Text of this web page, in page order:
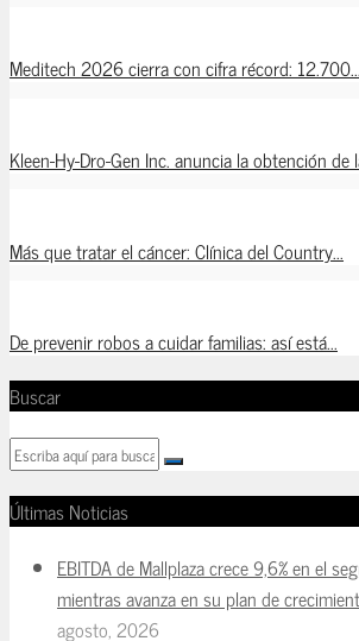
Meditech 2026 cierra con cifra récord: 12.700...
Kleen-Hy-Dro-Gen Inc. anuncia la obtención de
Más que tratar el cáncer: Clínica del Country...
De prevenir robos a cuidar familias: así está...
Buscar
Últimas Noticias
EBITDA de Mallplaza crece 9,6% en el
mientras avanza en su plan de
agosto, 2026